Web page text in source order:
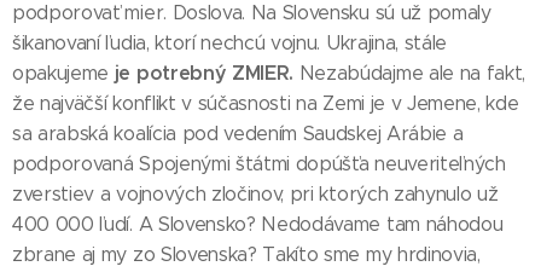
podporovať mier. Doslova. Na Slovensku sú už pomaly
šikanovaní ľudia, ktorí nechcú vojnu. Ukrajina, stále
opakujeme je potrebný ZMIER. Nezabúdajme ale na fakt,
že najväčší konflikt v súčasnosti na Zemi je v Jemene, kde
sa arabská koalícia pod vedením Saudskej Arábie a
podporovaná Spojenými štátmi dopúšťa neuveriteľných
zverstiev a vojnových zločinov, pri ktorých zahynulo už
400 000 ľudí. A Slovensko? Nedodávame tam náhodou
zbrane aj my zo Slovenska? Takíto sme my hrdinovia,